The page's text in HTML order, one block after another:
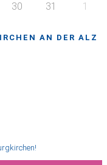
30 31 1
AN DER ALZ